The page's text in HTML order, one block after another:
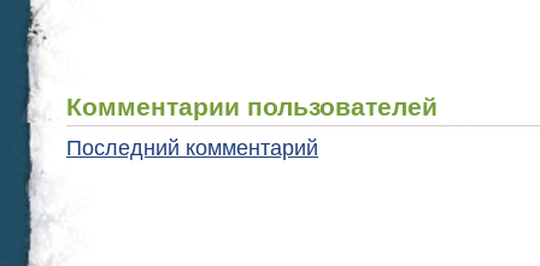
Комментарии пользователей
Последний комментарий